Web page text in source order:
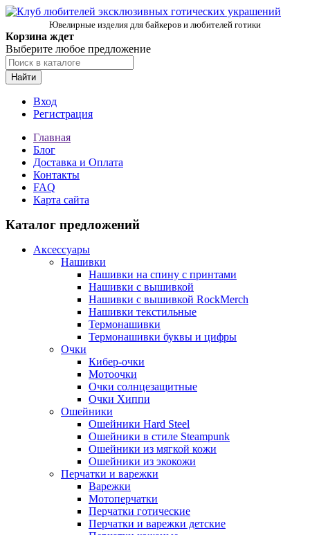
Ювелирные изделия для байкеров и любителей готики
Корзина ждет
Выберите любое предложение
Найти
Вход
Регистрация
Главная
Блог
Доставка и Оплата
Контакты
FAQ
Карта сайта
Каталог предложений
Аксессуары
Нашивки
Нашивки на спину с принтами
Нашивки с вышивкой
Нашивки с вышивкой RockMerch
Нашивки текстильные
Термонашивки
Термонашивки буквы и цифры
Очки
Кибер-очки
Мотоочки
Очки солнцезащитные
Очки Хиппи
Ошейники
Ошейники Hard Steel
Ошейники в стиле Steampunk
Ошейники из мягкой кожи
Ошейники из экокожи
Перчатки и варежки
Варежки
Мотоперчатки
Перчатки готические
Перчатки и варежки детские